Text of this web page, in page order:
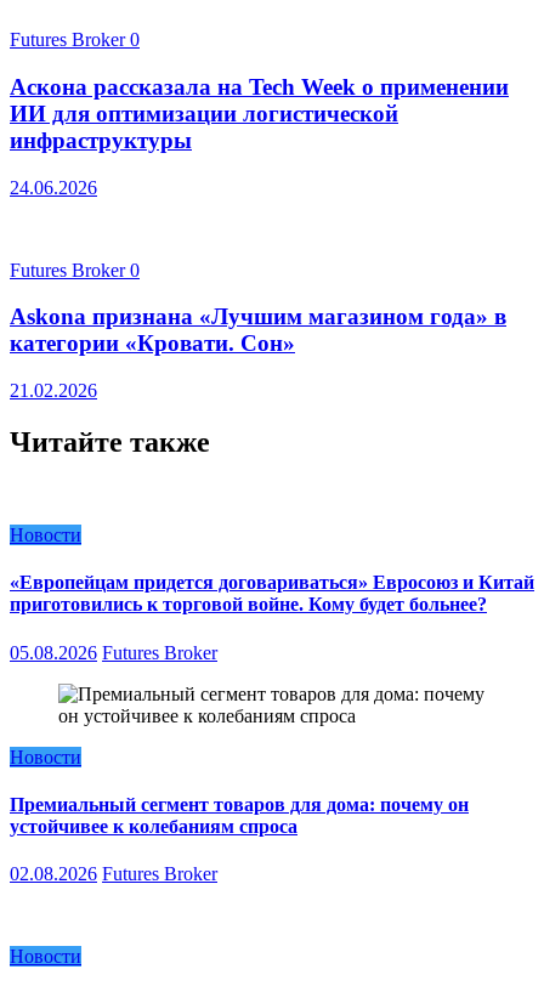
Futures Broker0
Аскона рассказала на Tech Week о применении
ИИ для оптимизации логистической
инфраструктуры
24.06.2026
Futures Broker0
Askona признана «Лучшим магазином года» в
категории «Кровати. Сон»
21.02.2026
Читайте также
Новости
«Европейцам придется договариваться» Евросоюз и Китай
приготовились к торговой войне. Кому будет больнее?
05.08.2026 Futures Broker
Новости
Премиальный сегмент товаров для дома: почему он
устойчивее к колебаниям спроса
02.08.2026 Futures Broker
Новости